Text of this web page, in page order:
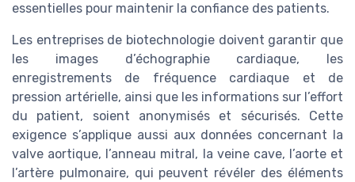
essentielles pour maintenir la confiance des patients.
Les entreprises de biotechnologie doivent garantir que
les images d’échographie cardiaque, les
enregistrements de fréquence cardiaque et de
pression artérielle, ainsi que les informations sur l’effort
du patient, soient anonymisés et sécurisés. Cette
exigence s’applique aussi aux données concernant la
valve aortique, l’anneau mitral, la veine cave, l’aorte et
l’artère pulmonaire, qui peuvent révéler des éléments